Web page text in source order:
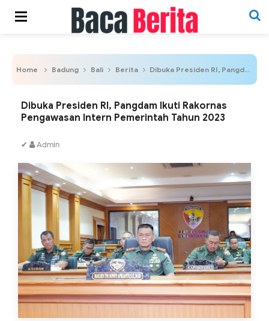
Home Badung Bali Berita Dibuka Presiden RI, Pangdam Ikuti Rakornas Pengawasan Intern Pemerintah Tahun 2023
Dibuka Presiden RI, Pangdam Ikuti Rakornas
Pengawasan Intern Pemerintah Tahun 2023
✔ Admin